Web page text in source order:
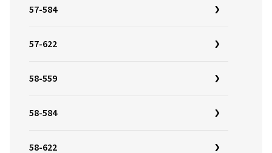
57-584
57-622
58-559
58-584
58-622